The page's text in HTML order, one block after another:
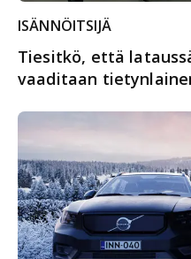
ISÄNNÖITSIJÄ
Tiesitkö, että
vaaditaan